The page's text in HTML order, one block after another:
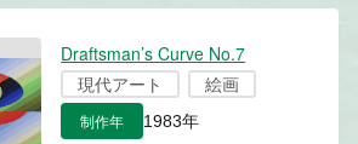
Draftsman’s Curve No.7
現代アート
絵画
制作年 1983年